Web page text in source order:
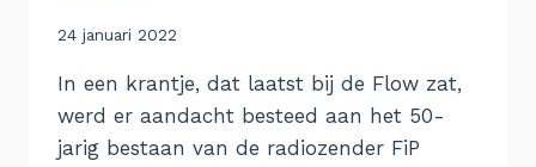
Door
24 januari 2022
In een krantje, dat laatst bij de Flow zat,
werd er aandacht besteed aan het 50-
jarig bestaan van de radiozender FiP